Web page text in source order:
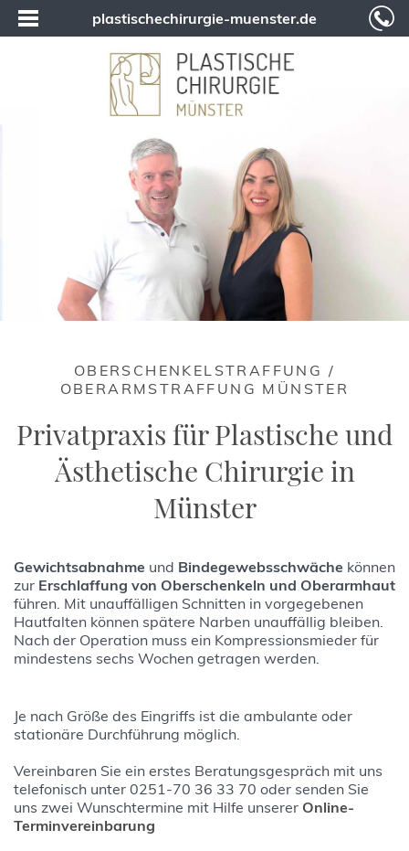
plastischechirurgie-muenster.de
OBERSCHENKELSTRAFFUNG /
OBERARMSTRAFFUNG MÜNSTER
Privatpraxis für Plastische und
Ästhetische Chirurgie in
Münster
Gewichtsabnahme und Bindegewebsschwäche können
zur Erschlaffung von Oberschenkeln und Oberarmhaut
führen. Mit unauffälligen Schnitten in vorgegebenen
Hautfalten können spätere Narben unauffällig bleiben.
Nach der Operation muss ein Kompressionsmieder für
mindestens sechs Wochen getragen werden.
Je nach Größe des Eingriffs ist die ambulante oder
stationäre Durchführung möglich.
Vereinbaren Sie ein erstes Beratungsgespräch mit uns
telefonisch unter 0251-70 36 33 70 oder senden Sie
uns zwei Wunschtermine mit Hilfe unserer Online-
Terminvereinbarung